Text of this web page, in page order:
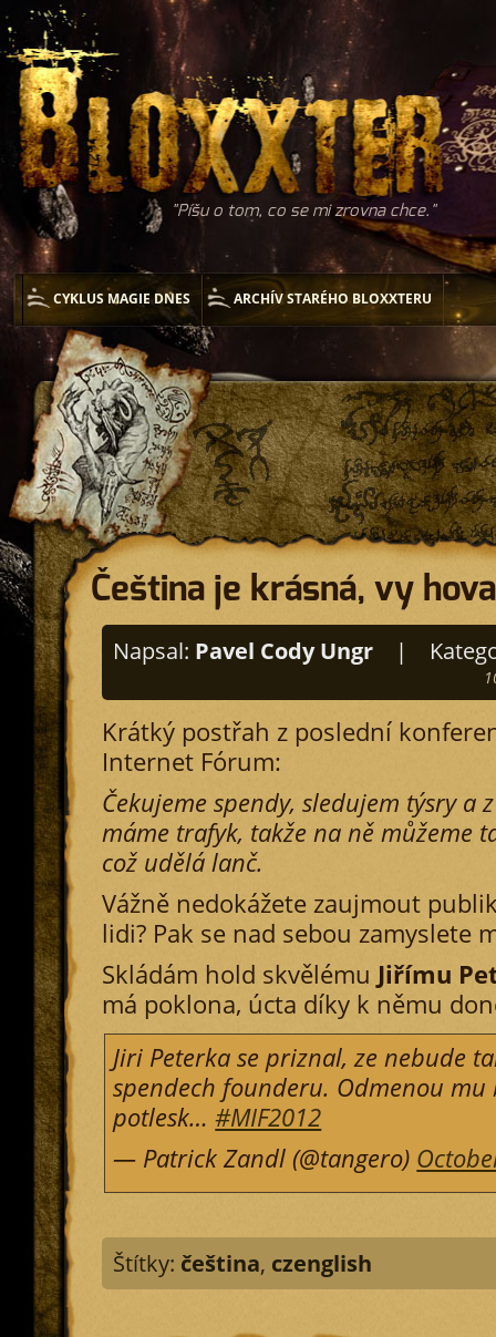
Píšu o tom, co se mi zrovna chce.
CYKLUS MAGIE DNES ARCHÍV STARÉHO BLOXXTERU
Čeština je krásná, vy
Napsal: Pavel Cody Ungr |
Krátký postřah z poslední
Internet Fórum:
Čekujeme spendy, sledujem týsry a
máme trafyk, takže na ně můžeme
což udělá lanč.
Vážně nedokážete zaujmout
lidi? Pak se nad sebou zamyslete
Skládám hold skvělému Jiřímu
má poklona, úcta díky k němu
Jiri Peterka se priznal, ze nebude
spendech founderu. Odmenou
potlesk…#MIF2012
— Patrick Zandl (@tangero)
Štítky: čeština, czenglish